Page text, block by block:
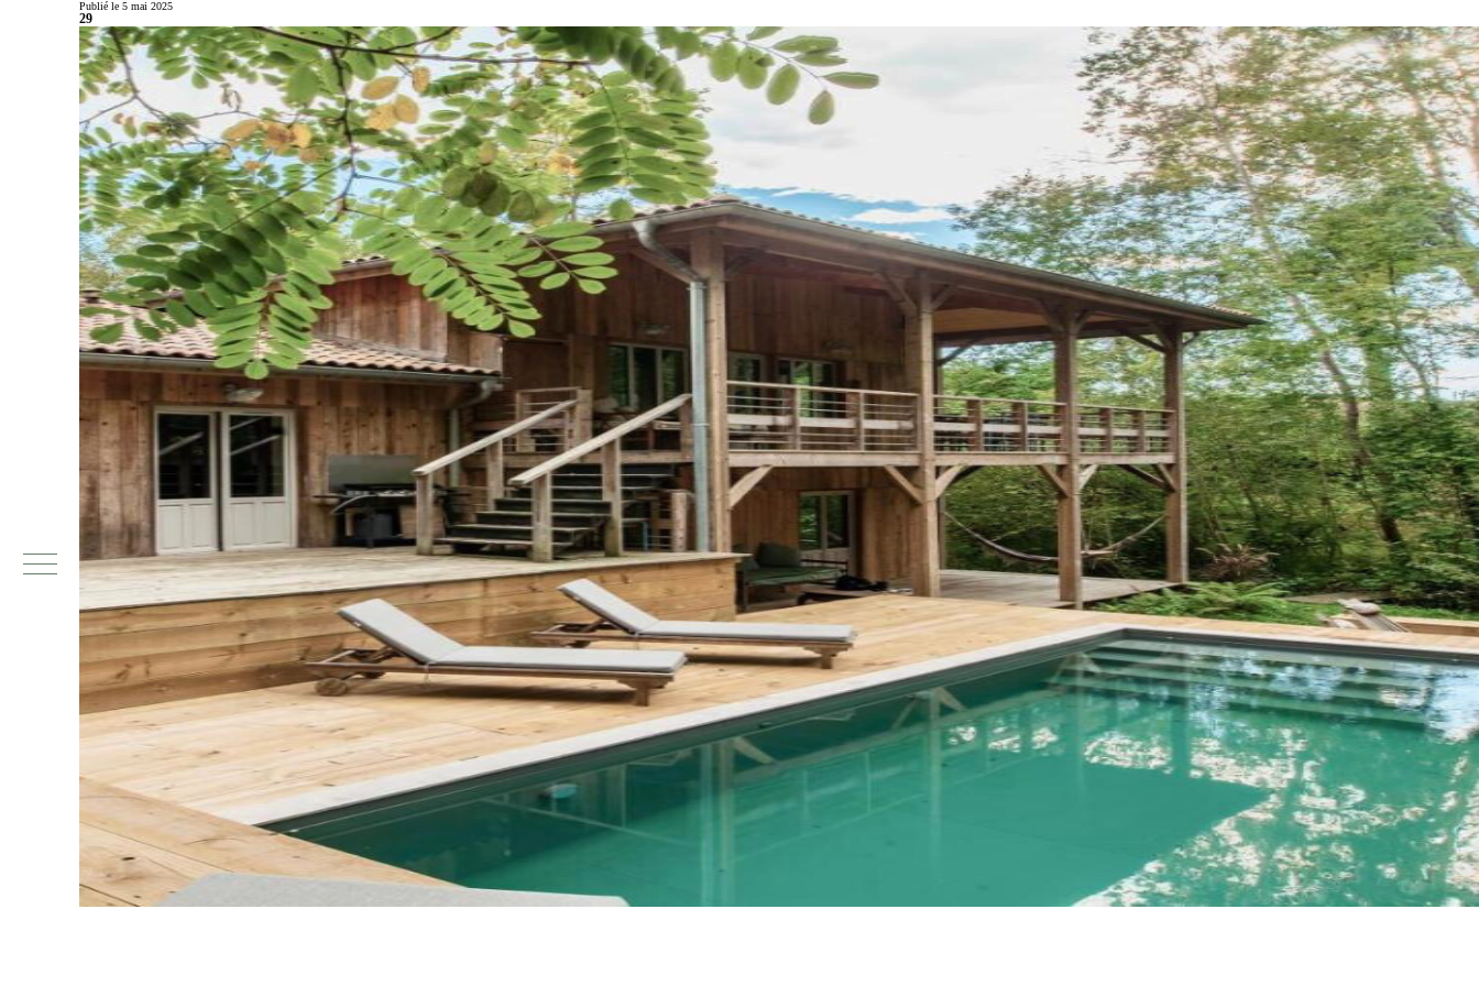
Publié le 5 mai 2025
29